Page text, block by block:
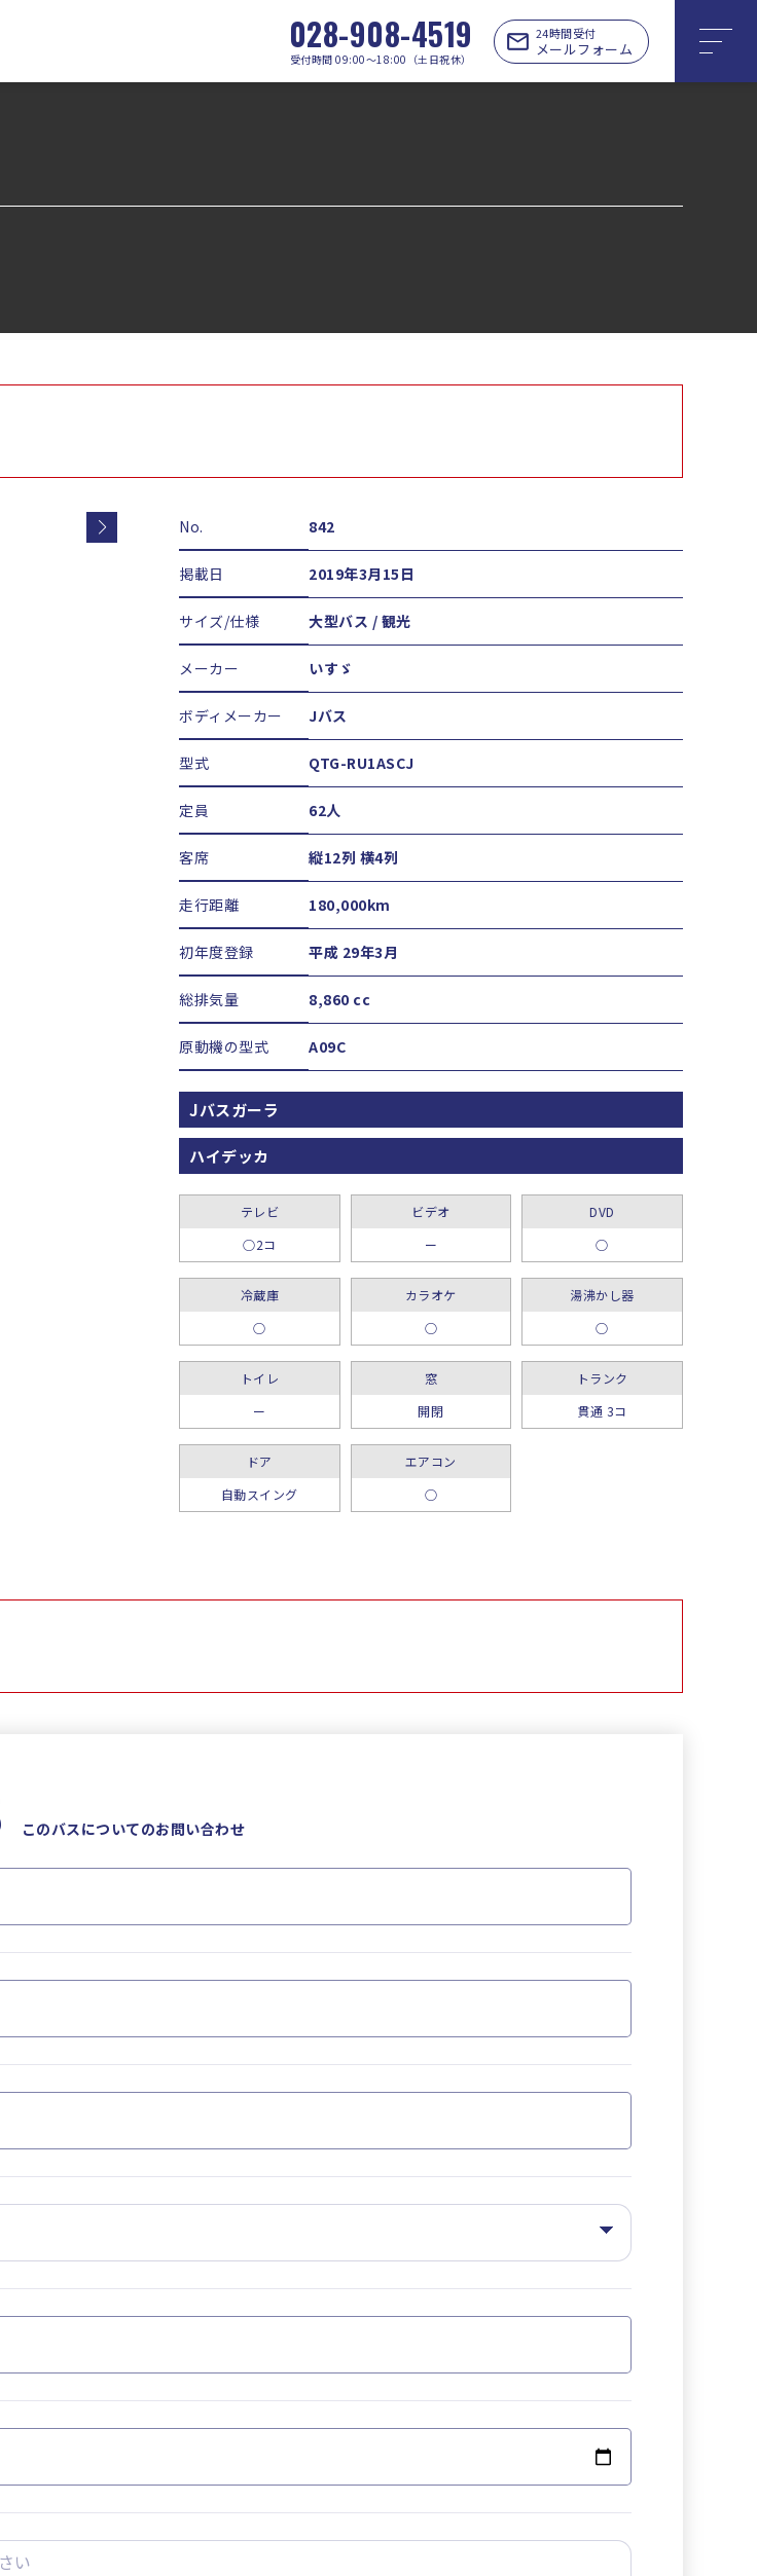
028-908-4519
受付時間 09:00〜18:00（土日祝休）
24時間受付
メールフォーム
No. 842
掲載日 2019年3月15日
サイズ/仕様 大型バス / 観光
メーカー いすゞ
ボディメーカー Jバス
型式 QTG-RU1ASCJ
定員 62人
客席 縦12列 横4列
走行距離 180,000km
初年度登録 平成 29年3月
総排気量 8,860 cc
原動機の型式 A09C
Jバスガーラ
ハイデッカ
テレビ
○2コ
ビデオ
ー
DVD
○
冷蔵庫
○
カラオケ
○
湯沸かし器
○
トイレ
ー
窓
開閉
トランク
貫通 3コ
ドア
自動スイング
エアコン
○
このバスについてのお問い合わせ